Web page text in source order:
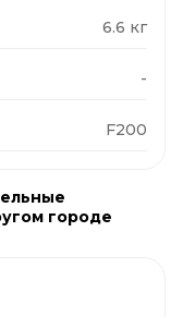
6.6 кг
-
F200
городе